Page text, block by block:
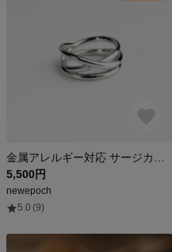
5,500円
newepoch
5.0 (9)